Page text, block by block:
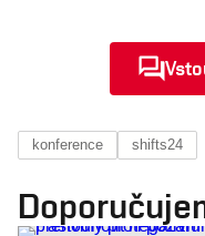
konference shifts24